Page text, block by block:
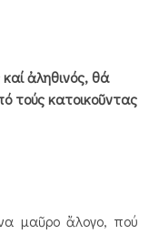
ἀληθινός, θά
τούς κατοικοῦντας
μαῦρο ἄλογο, πού